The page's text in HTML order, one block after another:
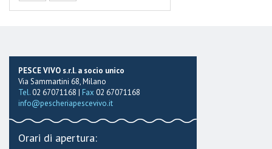
PESCE VIVO s.r.l. a socio unico
Via Sammartini 68, Milano
Tel.02 67071168 | Fax 02 67071168
info@pescheriapescevivo.it
Orari di apertura: